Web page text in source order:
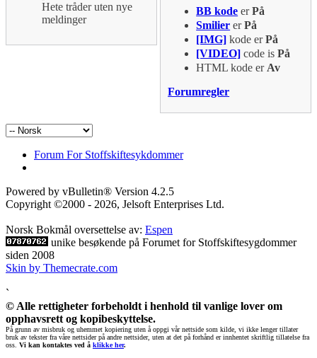
Hete tråder uten nye
meldinger
BB kode erPå
Smilier erPå
[IMG] kode erPå
[VIDEO] code isPå
HTML kode er Av
Forumregler
Forum For Stoffskiftesykdommer
Powered by vBulletin® Version 4.2.5
Copyright ©2000 - 2026, Jelsoft Enterprises Ltd.
Norsk Bokmål oversettelse av: Espen
unike besøkende på Forumet for Stoffskiftesygdommer
siden 2008
Skin by Themecrate.com
`
© Alle rettigheter forbeholdt i henhold til vanlige lover om
opphavsrett og kopibeskyttelse.
På grunn av misbruk og uhemmet kopiering uten å oppgi vår nettside som kilde, vi ikke lenger tillater
bruk av tekster fra våre nettsider på andre nettsider, uten at det på forhånd er innhentet skriftlig tillatelse fra
oss. Vi kan kontaktes ved å klikke her.